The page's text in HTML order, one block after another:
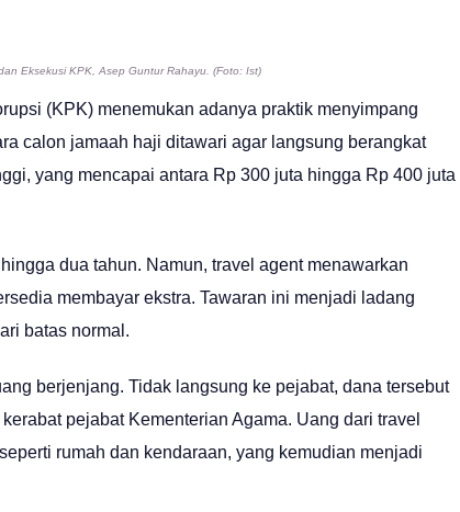
Eksekusi KPK, Asep Guntur Rahayu. (Foto: Ist)
(KPK) menemukan adanya praktik menyimpang
calon jamaah haji ditawari agar langsung berangkat
yang mencapai antara Rp 300 juta hingga Rp 400 juta
dua tahun. Namun, travel agent menawarkan
membayar ekstra. Tawaran ini menjadi ladang
batas normal.
berjenjang. Tidak langsung ke pejabat, dana tersebut
pejabat Kementerian Agama. Uang dari travel
rumah dan kendaraan, yang kemudian menjadi